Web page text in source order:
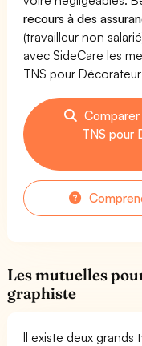
recours à des
(travailleur non
avec SideCare les
TNS pour
Comparer
TNS pour
Les mutuelles
graphiste
Il existe deux grands